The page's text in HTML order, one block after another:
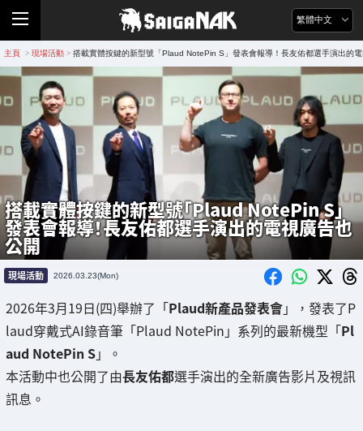
繁體中文
主頁 > 現場活動 > 搭載實體按鍵的新型號「Plaud NotePin S」發表會報導！長友佑都選手演出的
搭載實體按鍵的新型號「Plaud NotePin S」
發表會報導！長友佑都選手演出的電視廣告也
公開
現場活動 2026.03.23(Mon)
2026年3月19日(四)舉辦了「Plaud新產品發表會」，發表了P
laud穿戴式AI錄音筆「Plaud NotePin」系列的最新機型「Pl
aud NotePin S」。
本活動中也公開了由長友佑都選手演出的全新廣告影片及視訊
訊息。